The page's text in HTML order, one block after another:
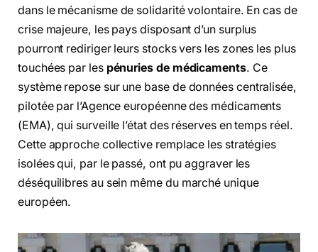
dans le mécanisme de solidarité volontaire. En cas de
crise majeure, les pays disposant d’un surplus
pourront rediriger leurs stocks vers les zones les plus
touchées par les pénuries de médicaments. Ce
système repose sur une base de données centralisée,
pilotée par l’Agence européenne des médicaments
(EMA), qui surveille l’état des réserves en temps réel.
Cette approche collective remplace les stratégies
isolées qui, par le passé, ont pu aggraver les
déséquilibres au sein même du marché unique
européen.